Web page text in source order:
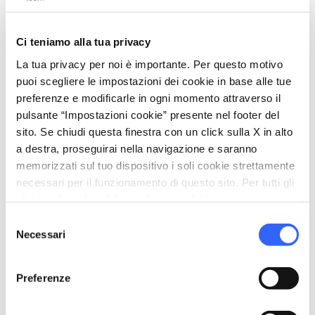
Ci teniamo alla tua privacy
La tua privacy per noi è importante. Per questo motivo
puoi scegliere le impostazioni dei cookie in base alle tue
preferenze e modificarle in ogni momento attraverso il
pulsante “Impostazioni cookie” presente nel footer del
sito. Se chiudi questa finestra con un click sulla X in alto
a destra, proseguirai nella navigazione e saranno
memorizzati sul tuo dispositivo i soli cookie strettamente
necessari per il funzionamento di questo sito. Per tutti gli
delNecessari
Preferenze
Padule di Bolgheri - Credit:Denis Dascanio CC-BY-
SA-4.0
Lo splendido litorale livornese bagnato da
palustri salmastrose il
Padule di Bolgheri